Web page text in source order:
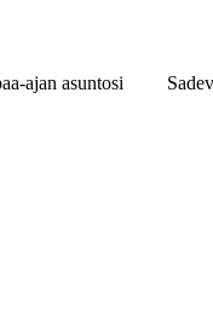
ajan asuntosi